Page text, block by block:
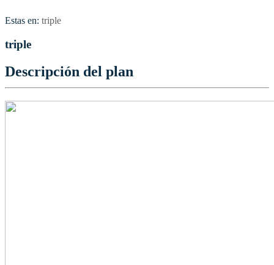
Estas en: triple
triple
Descripción del plan